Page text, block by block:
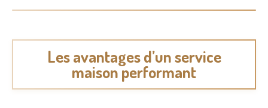
Les avantages d’un service
maison performant